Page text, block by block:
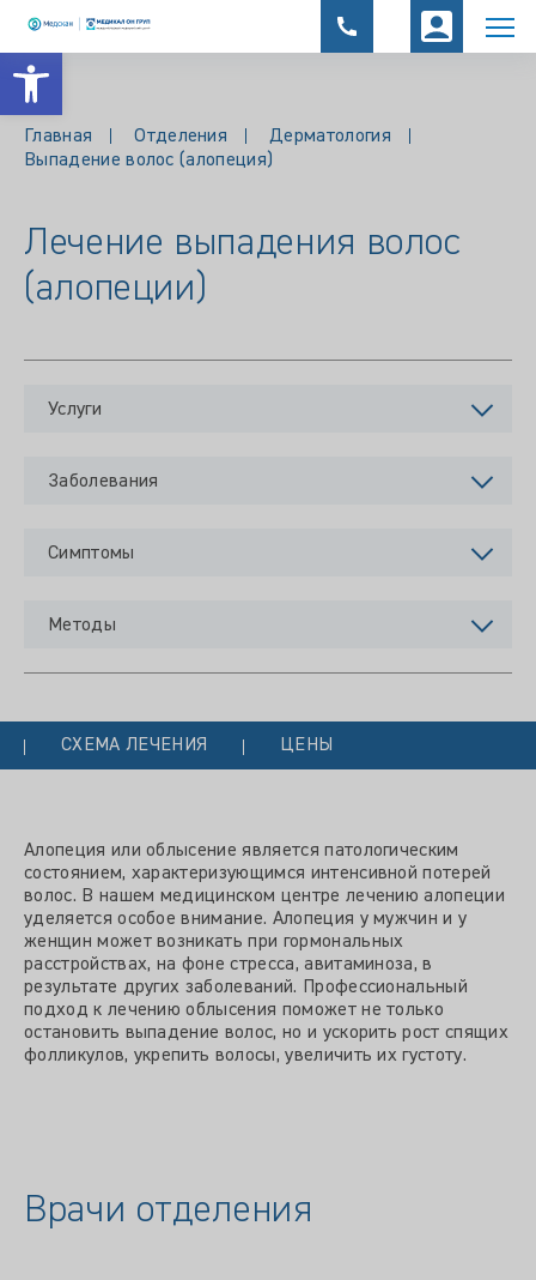
Открыть панель инструментов
Главная Отделения
Дерматология
Выпадение волос (алопеция)
Лечение выпадения волос
(алопеции)
Услуги
Заболевания
Симптомы
Методы
СХЕМА ЛЕЧЕНИЯ ЦЕНЫ
Алопеция или облысение является патологическим
состоянием, характеризующимся интенсивной потерей
волос. В нашем медицинском центре лечению алопеции
уделяется особое внимание. Алопеция у мужчин и у
женщин может возникать при гормональных
расстройствах, на фоне стресса, авитаминоза, в
результате других заболеваний. Профессиональный
подход к лечению облысения поможет не только
остановить выпадение волос, но и ускорить рост спящих
фолликулов, укрепить волосы, увеличить их густоту.
Врачи отделения